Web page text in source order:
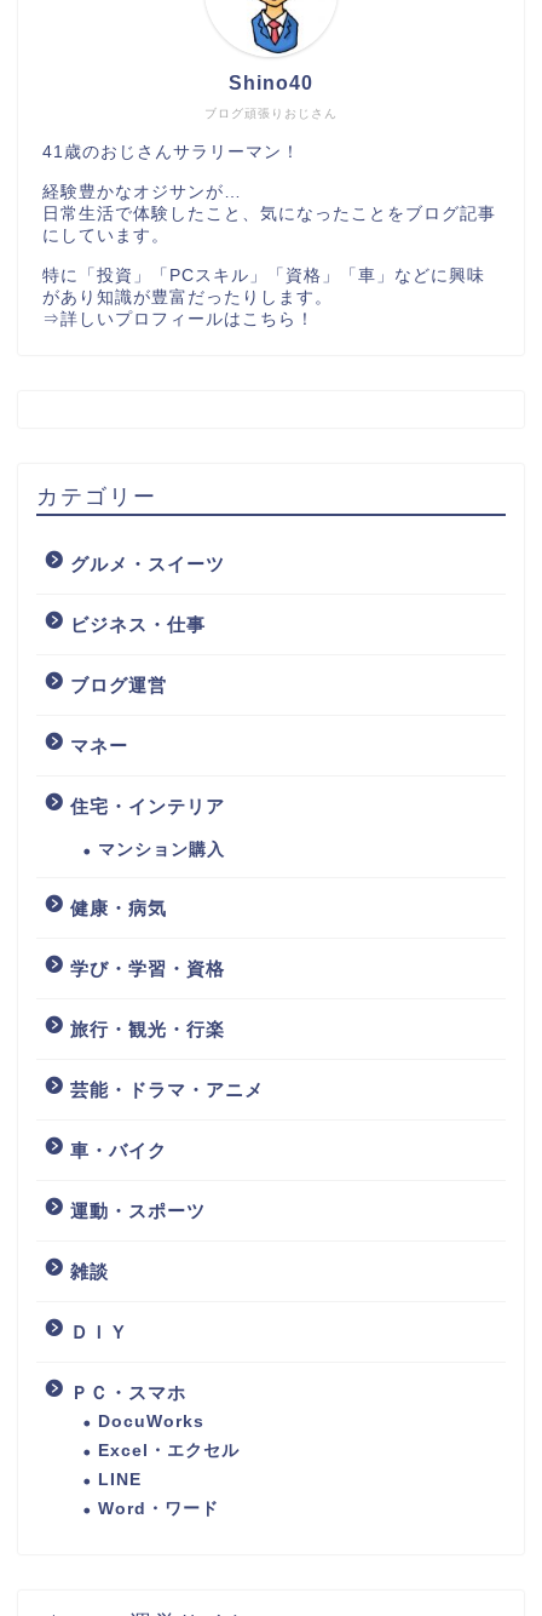
ブログ頑張りおじさん
Shino40
41歳のおじさんサラリーマン！
経験豊かなオジサンが…
日常生活で体験したこと、気になったことをブログ記事
にしています。
特に「投資」「PCスキル」「資格」「車」などに興味
があり知識が豊富だったりします。
⇒詳しいプロフィールはこちら！
カテゴリー
グルメ・スイーツ
ビジネス・仕事
ブログ運営
マネー
住宅・インテリア
マンション購入
健康・病気
学び・学習・資格
旅行・観光・行楽
芸能・ドラマ・アニメ
車・バイク
運動・スポーツ
雑談
ＤＩＹ
ＰＣ・スマホ
DocuWorks
Excel・エクセル
LINE
Word・ワード